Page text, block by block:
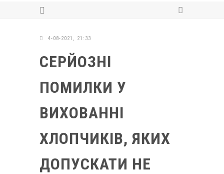
4-08-2021, 21:33
СЕРЙОЗНІ
ПОМИЛКИ У
ВИХОВАННІ
ХЛОПЧИКІВ, ЯКИХ
ДОПУСКАТИ НЕ